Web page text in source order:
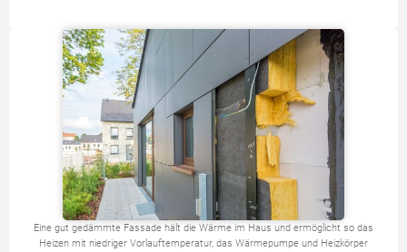
Eine gut gedämmte Fassade hält die Wärme im Haus und ermöglicht so das
Heizen mit niedriger Vorlauftemperatur, das Wärmepumpe und Heizkörper